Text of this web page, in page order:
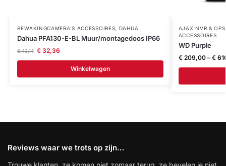
BEWAKINGCAMERA'S ACCESSOIRES, DAHUA
Dahua PFA130-E-BL Muur/montagedoos IP66
€43,14 €32,36
Winkelwagen
AJAX NVR &
ACCESSOIRES
WD Purple
€209,00 – €
Reviews waar we trots op zijn…